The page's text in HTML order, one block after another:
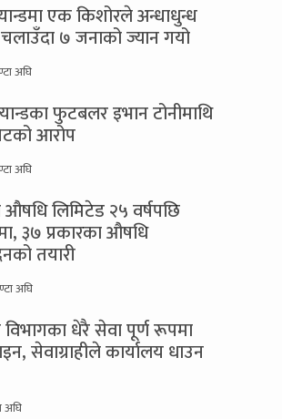
एक किशोरले अन्धाधुन्ध
७ जनाको ज्यान गयो
अघि
फुटबलर इभान टोनीमाथि
आरोप
अघि
लिमिटेड २५ वर्षपछि
३७ प्रकारका औषधि
तयारी
अघि
विभागका धेरै सेवा पूर्ण रूपमा
सेवाग्राहीले कार्यालय धाउन
अघि